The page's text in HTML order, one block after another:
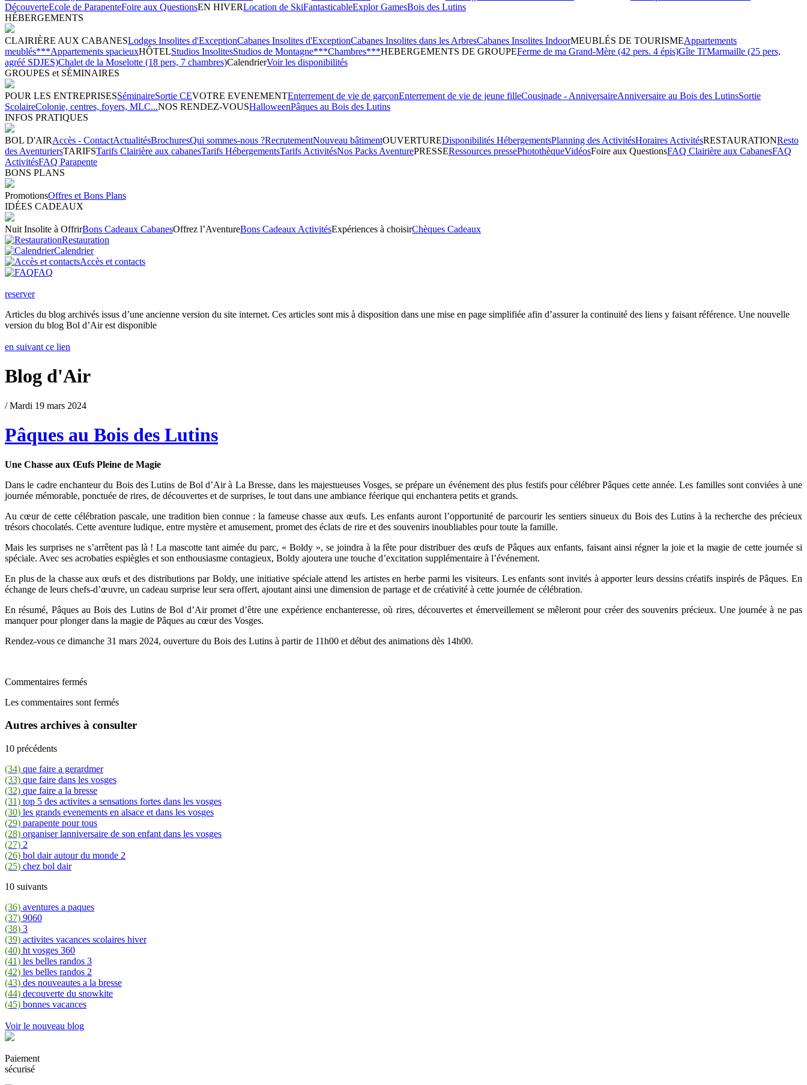
DécouverteEcole de ParapenteFoire aux QuestionsEN HIVERLocation de SkiFantasticableExplor GamesBois des Lutins
HÉBERGEMENTS
CLAIRIÈRE AUX CABANESLodges Insolites d'ExceptionCabanes Insolites d'ExceptionCabanes Insolites dans les ArbresCabanes Insolites IndoorMEUBLÉS DE TOURISMEAppartements
meublés***Appartements spacieuxHÔTELStudios InsolitesStudios de Montagne***Chambres***HEBERGEMENTS DE GROUPEFerme de ma Grand-Mère (42 pers. 4 épis)Gîte Ti'Marmaille (25 pers,
agréé SDJES)Chalet de la Moselotte (18 pers, 7 chambres)CalendrierVoir les disponibilités
GROUPES et SÉMINAIRES
POUR LES ENTREPRISESSéminaireSortie CEVOTRE EVENEMENTEnterrement de vie de garçonEnterrement de vie de jeune filleCousinade - AnniversaireAnniversaire au Bois des LutinsSortie
ScolaireColonie, centres, foyers, MLC...NOS RENDEZ-VOUSHalloweenPâques au Bois des Lutins
INFOS PRATIQUES
BOL D'AIRAccès - ContactActualitésBrochuresQui sommes-nous ?RecrutementNouveau bâtimentOUVERTUREDisponibilités HébergementsPlanning des ActivitésHoraires ActivitésRESTAURATIONResto
des AventuriersTARIFSTarifs Clairière aux cabanesTarifs HébergementsTarifs ActivitésNos Packs AventurePRESSERessources pressePhotothèqueVidéosFoire aux QuestionsFAQ Clairière aux CabanesFAQ
ActivitésFAQ Parapente
BONS PLANS
PromotionsOffres et Bons Plans
IDÉES CADEAUX
Nuit Insolite à OffrirBons Cadeaux CabanesOffrez l’AventureBons Cadeaux ActivitésExpériences à choisirChèques Cadeaux
Restauration
Calendrier
Accès et contacts
FAQ
reserver
Articles du blog archivés issus d’une ancienne version du site internet. Ces articles sont mis à disposition dans une mise en page simplifiée afin d’assurer la continuité des liens y faisant référence. Une nouvelle
version du blog Bol d’Air est disponible
en suivant ce lien
Blog d'Air
/ Mardi 19 mars 2024
Pâques au Bois des Lutins
Une Chasse aux Œufs Pleine de Magie
Dans le cadre enchanteur du Bois des Lutins de Bol d’Air à La Bresse, dans les majestueuses Vosges, se prépare un événement des plus festifs pour célébrer Pâques cette année. Les familles sont conviées à une
journée mémorable, ponctuée de rires, de découvertes et de surprises, le tout dans une ambiance féerique qui enchantera petits et grands.
Au cœur de cette célébration pascale, une tradition bien connue : la fameuse chasse aux œufs. Les enfants auront l’opportunité de parcourir les sentiers sinueux du Bois des Lutins à la recherche des précieux
trésors chocolatés. Cette aventure ludique, entre mystère et amusement, promet des éclats de rire et des souvenirs inoubliables pour toute la famille.
Mais les surprises ne s’arrêtent pas là ! La mascotte tant aimée du parc, « Boldy », se joindra à la fête pour distribuer des œufs de Pâques aux enfants, faisant ainsi régner la joie et la magie de cette journée si
spéciale. Avec ses acrobaties espiègles et son enthousiasme contagieux, Boldy ajoutera une touche d’excitation supplémentaire à l’événement.
En plus de la chasse aux œufs et des distributions par Boldy, une initiative spéciale attend les artistes en herbe parmi les visiteurs. Les enfants sont invités à apporter leurs dessins créatifs inspirés de Pâques. En
échange de leurs chefs-d’œuvre, un cadeau surprise leur sera offert, ajoutant ainsi une dimension de partage et de créativité à cette journée de célébration.
En résumé, Pâques au Bois des Lutins de Bol d’Air promet d’être une expérience enchanteresse, où rires, découvertes et émerveillement se mêleront pour créer des souvenirs précieux. Une journée à ne pas
manquer pour plonger dans la magie de Pâques au cœur des Vosges.
Rendez-vous ce dimanche 31 mars 2024, ouverture du Bois des Lutins à partir de 11h00 et début des animations dès 14h00.
Commentaires fermés
Les commentaires sont fermés
Autres archives à consulter
10 précédents
(34) que faire a gerardmer
(33) que faire dans les vosges
(32) que faire a la bresse
(31) top 5 des activites a sensations fortes dans les vosges
(30) les grands evenements en alsace et dans les vosges
(29) parapente pour tous
(28) organiser lanniversaire de son enfant dans les vosges
(27) 2
(26) bol dair autour du monde 2
(25) chez bol dair
10 suivants
(36) aventures a paques
(37) 9060
(38) 3
(39) activites vacances scolaires hiver
(40) ht vosges 360
(41) les belles randos 3
(42) les belles randos 2
(43) des nouveautes a la bresse
(44) decouverte du snowkite
(45) bonnes vacances
Voir le nouveau blog
Paiement
sécurisé